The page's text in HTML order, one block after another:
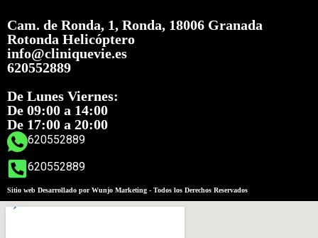
Cam. de Ronda, 1, Ronda, 18006 Granada
Rotonda Helicóptero
info@cliniquevie.es
620552889
De Lunes Viernes:
De 09:00 a 14:00
De 17:00 a 20:00
620552889
620552889
Sitio web Desarrollado por Wunjo Marketing - Todos los Derechos Reservados